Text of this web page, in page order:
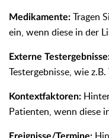
Medikamente: Tragen
ein, wenn diese in der
Externe
Testergebnisse, wie
Kontextfaktoren:
Patienten, wenn diese